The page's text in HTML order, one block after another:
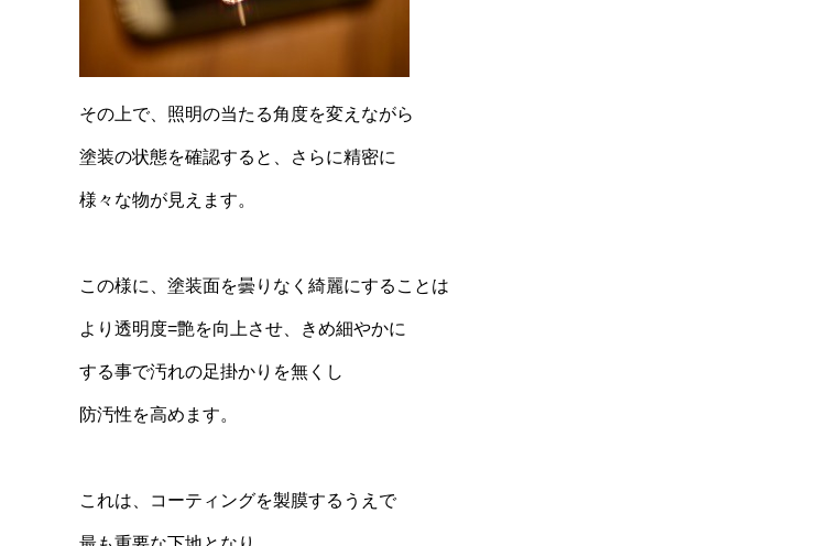
その上で、照明の当たる角度を変えながら
塗装の状態を確認すると、さらに精密に
様々な物が見えます。
この様に、塗装面を曇りなく綺麗にすることは
より透明度=艶を向上させ、きめ細やかに
する事で汚れの足掛かりを無くし
防汚性を高めます。
これは、コーティングを製膜するうえで